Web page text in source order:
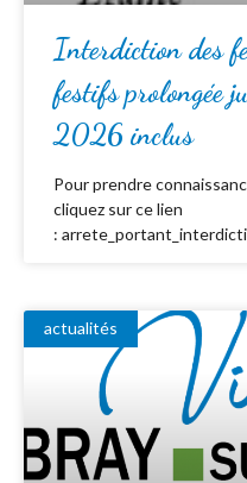
Interdiction des
festifs prolongée
2026 inclus
Pour prendre
cliquez sur ce lien
:
actualités